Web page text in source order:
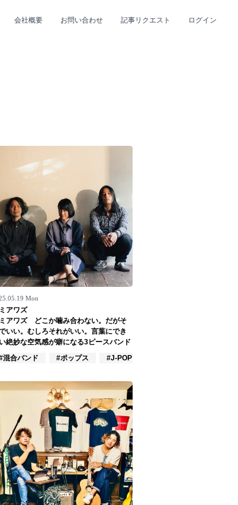
会社概要 お問い合わせ 記事リクエスト ログイン
シック奏者
Mon
アワズ
アワズ どこか噛み合わない。だがそ
いい。むしろそれがいい。言葉にでき
絶妙な空気感が癖になる3ピースバンド
混合バンド
#ポップス #J-POP